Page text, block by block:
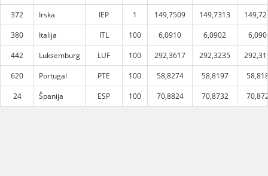
372
Irska IEP 1 149,7509 149,7313
380
Italija ITL 100 6,0910 6,0902
442
Luksemburg LUF 100 292,3617 292,3235
620
Portugal PTE 100 58,8274 58,8197
24
Španija ESP 100 70,8824 70,8732